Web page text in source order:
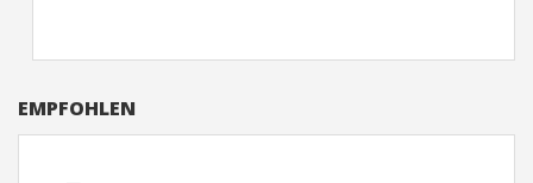
EMPFOHLEN